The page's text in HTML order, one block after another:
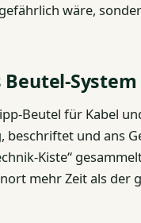
wäre,
Beutel-System
Beutel für Kabel
beschriftet und ans
Kiste“
mehr Zeit als der